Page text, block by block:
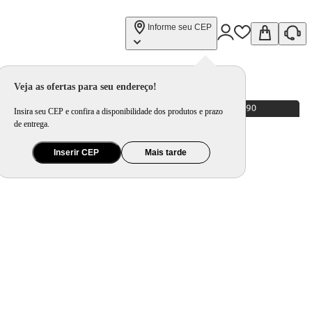
Informe seu CEP
Veja as ofertas para seu endereço!
Insira seu CEP e confira a disponibilidade dos produtos e prazo
de entrega.
Inserir CEP Mais tarde